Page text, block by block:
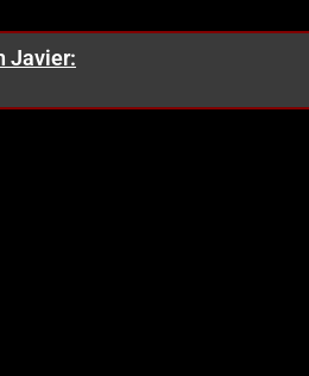
Javier: